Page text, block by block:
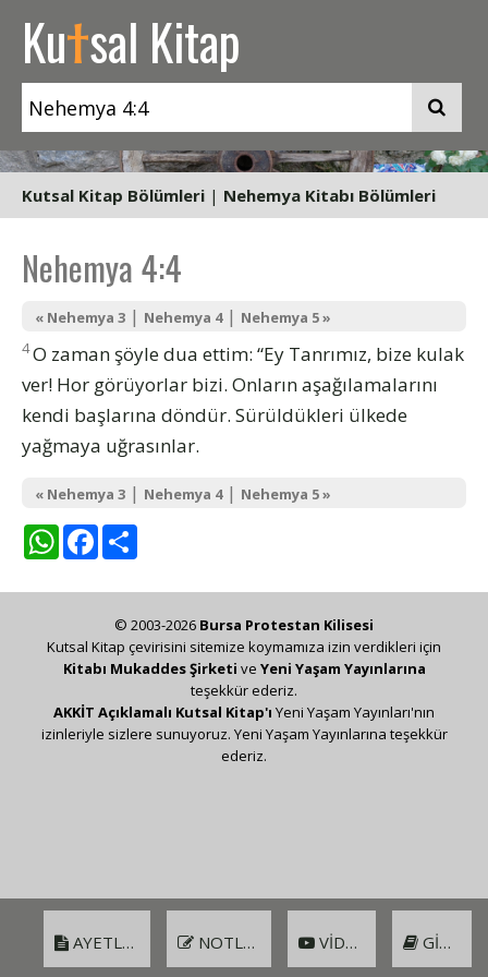
Kutsal Kitap
Kutsal Kitap Bölümleri | Nehemya Kitabı Bölümleri
Nehemya 4:4
« Nehemya 3 | Nehemya 4| Nehemya 5 »
4O zaman şöyle dua ettim: “Ey Tanrımız, bize kulak
ver! Hor görüyorlar bizi. Onların aşağılamalarını
kendi başlarına döndür. Sürüldükleri ülkede
yağmaya uğrasınlar.
« Nehemya 3 | Nehemya 4| Nehemya 5 »
WhatsAppFacebook
AYETLER NOTLAR VIDEO GIRIŞ
© 2003-2026 Bursa Protestan Kilisesi
Kutsal Kitap çevirisini sitemize koymamıza izin verdikleri için
Kitabı Mukaddes Şirketi ve Yeni Yaşam Yayınlarına
teşekkür ederiz.
AKKİT Açıklamalı Kutsal Kitap'ı Yeni Yaşam Yayınları'nın
izinleriyle sizlere sunuyoruz. Yeni Yaşam Yayınlarına teşekkür
ederiz.